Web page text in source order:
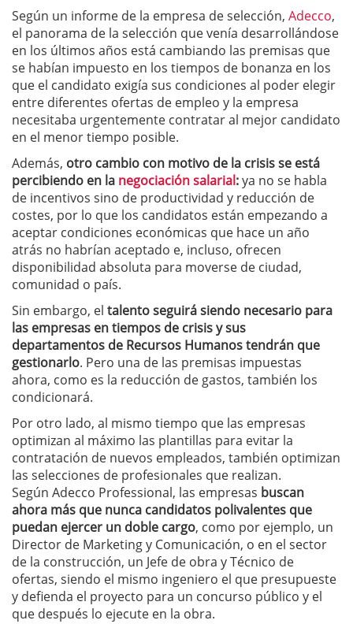
Según un informe de la empresa de selección, Adecco,
el panorama de la selección que venía desarrollándose
en los últimos años está cambiando las premisas que
se habían impuesto en los tiempos de bonanza en los
que el candidato exigía sus condiciones al poder elegir
entre diferentes ofertas de empleo y la empresa
necesitaba urgentemente contratar al mejor candidato
en el menor tiempo posible.
Además, otro cambio con motivo de la crisis se está
percibiendo en la negociación salarial:ya no se habla
de incentivos sino de productividad y reducción de
costes, por lo que los candidatos están empezando a
aceptar condiciones económicas que hace un año
atrás no habrían aceptado e, incluso, ofrecen
disponibilidad absoluta para moverse de ciudad,
comunidad o país.
Sin embargo, el talento seguirá siendo necesario para
las empresas en tiempos de crisis y sus
departamentos de Recursos Humanos tendrán que
gestionarlo. Pero una de las premisas impuestas
ahora, como es la reducción de gastos, también los
condicionará.
Por otro lado, al mismo tiempo que las empresas
optimizan al máximo las plantillas para evitar la
contratación de nuevos empleados, también optimizan
las selecciones de profesionales que realizan.
Según Adecco Professional, las empresas buscan
ahora más que nunca candidatos polivalentes que
puedan ejercer un doble cargo, como por ejemplo, un
Director de Marketing y Comunicación, o en el sector
de la construcción, un Jefe de obra y Técnico de
ofertas, siendo el mismo ingeniero el que presupueste
y defienda el proyecto para un concurso público y el
que después lo ejecute en la obra.